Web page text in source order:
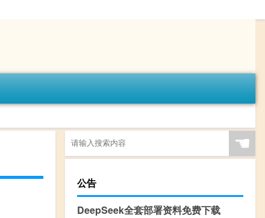
☚
公告
DeepSeek全套部署资料免费下载